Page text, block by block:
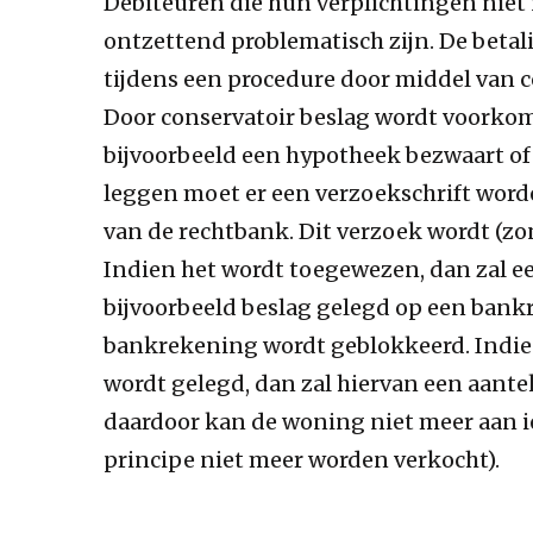
ontzettend problematisch zijn. De
tijdens een procedure door middel van
Door conservatoir beslag wordt
bijvoorbeeld een hypotheek bezwaart
leggen moet er een verzoekschrift
van de rechtbank. Dit verzoek wordt
Indien het wordt toegewezen, dan zal
bijvoorbeeld beslag gelegd op een
bankrekening wordt geblokkeerd.
wordt gelegd, dan zal hiervan een
daardoor kan de woning niet meer aan
principe niet meer worden verkocht).